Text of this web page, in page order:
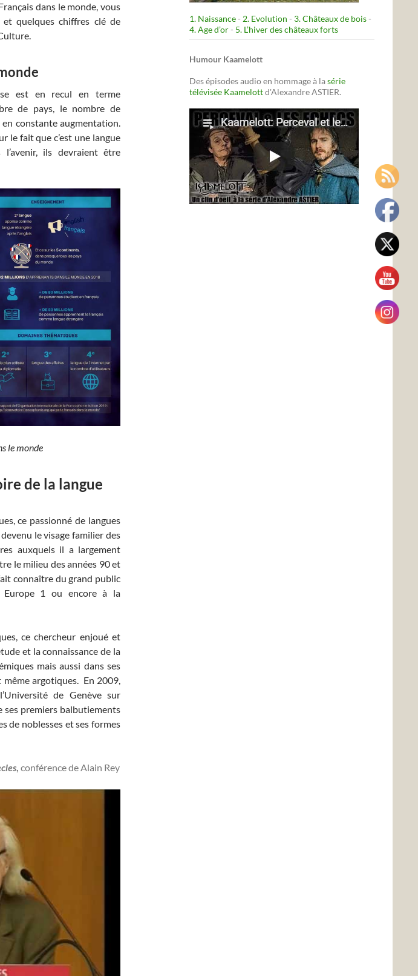
dans le monde, vous
et quelques chiffres clé de
est en recul en terme
de pays, le nombre de
constante augmentation.
le fait que c’est une langue
ils devraient être
le monde
de la langue
ce passionné de langues
le visage familier des
auxquels il a largement
le milieu des années 90 et
connaître du grand public
Europe 1 ou encore à la
ce chercheur enjoué et
et la connaissance de la
mais aussi dans ses
argotiques. En 2009,
de Genève sur
ses premiers balbutiements
de noblesses et ses formes
, conférence de Alain Rey
1. Naissance- 2. Evolution - 3. Châteaux de bois-
4. Age d’or- 5. L’hiver des châteaux forts
Humour Kaamelott
Des épisodes audio en hommage à lasérie
télévisée Kaamelottd'Alexandre ASTIER.